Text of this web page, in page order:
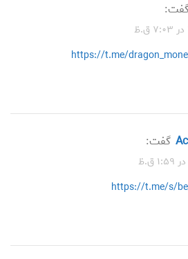
https://t.me/
گفت:
https://t.me/s/